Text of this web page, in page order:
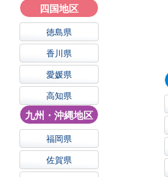
四国地区
徳島県
香川県
愛媛県
高知県
九州・沖縄地区
福岡県
佐賀県